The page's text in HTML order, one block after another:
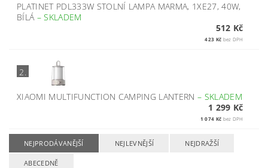
PLATINET PDL333W STOLNÍ LAMPA MARMA, 1XE27, 40W,
BÍLÁ –SKLADEM
512 Kč
423 Kč bez DPH
2.
XIAOMI MULTIFUNCTION CAMPING LANTERN – SKLADEM
1 299 Kč
1 074 Kč bez DPH
NEJPRODÁVANĚJŠÍ NEJLEVNĚJŠÍ NEJDRAŽŠÍ
ABECEDNĚ